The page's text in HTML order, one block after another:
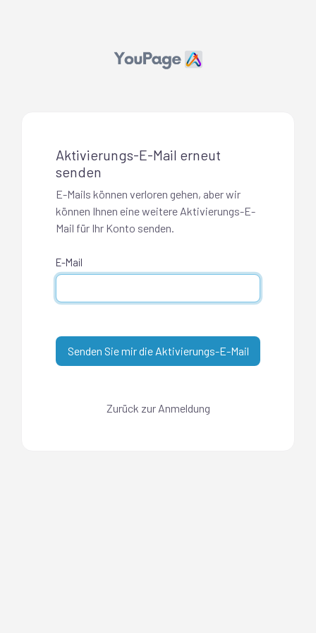
Aktivierungs-E-Mail erneut
senden
E-Mails können verloren gehen, aber wir
können Ihnen eine weitere Aktivierungs-E-
Mail für Ihr Konto senden.
E-Mail
Senden Sie mir die Aktivierungs-E-Mail
Zurück zur Anmeldung